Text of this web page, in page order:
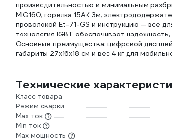
производительностью и минимальным
MIG160, горелка 15АК 3м,
проволокой Et-71-GS и инструкцию — всё
технология IGBT обеспечивает
Основные преимущества: цифровой
габариты 27x16x18 см и вес 4 кг для
Технические
Класс товара
Режим сварки
Max ток
Min ток
Max мощность